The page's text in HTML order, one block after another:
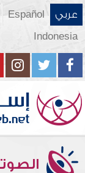
عربي Español
Indonesia